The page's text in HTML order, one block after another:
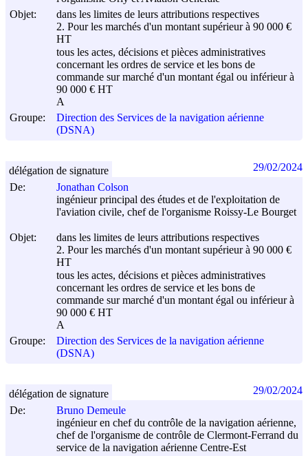
Objet:
dans les limites de leurs attributions respectives
2. Pour les marchés d'un montant supérieur à 90 000 €
HT
tous les actes, décisions et pièces administratives
concernant les ordres de service et les bons de
commande sur marché d'un montant égal ou inférieur à
90 000 € HT
A
Groupe:
Direction des Services de la navigation aérienne
(DSNA)
De:
Jonathan Colson
ingénieur principal des études et de l'exploitation de
l'aviation civile, chef de l'organisme Roissy-Le Bourget
Objet:
dans les limites de leurs attributions respectives
2. Pour les marchés d'un montant supérieur à 90 000 €
HT
tous les actes, décisions et pièces administratives
concernant les ordres de service et les bons de
commande sur marché d'un montant égal ou inférieur à
90 000 € HT
A
Groupe:
Direction des Services de la navigation aérienne
(DSNA)
délégation de signature 29/02/2024
De:
Bruno Demeule
ingénieur en chef du contrôle de la navigation aérienne,
chef de l'organisme de contrôle de Clermont-Ferrand du
service de la navigation aérienne Centre-Est
délégation de signature 29/02/2024